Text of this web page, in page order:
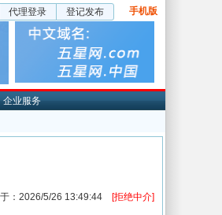
代理登录 登记发布 手机版
企业服务
：2026/5/26 13:49:44 [拒绝中介]